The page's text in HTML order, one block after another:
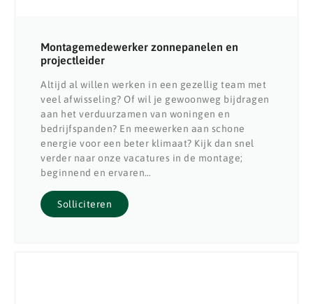
Montagemedewerker zonnepanelen en
projectleider
Altijd al willen werken in een gezellig team met
veel afwisseling? Of wil je gewoonweg bijdragen
aan het verduurzamen van woningen en
bedrijfspanden? En meewerken aan schone
energie voor een beter klimaat? Kijk dan snel
verder naar onze vacatures in de montage;
beginnend en ervaren…
Solliciteren